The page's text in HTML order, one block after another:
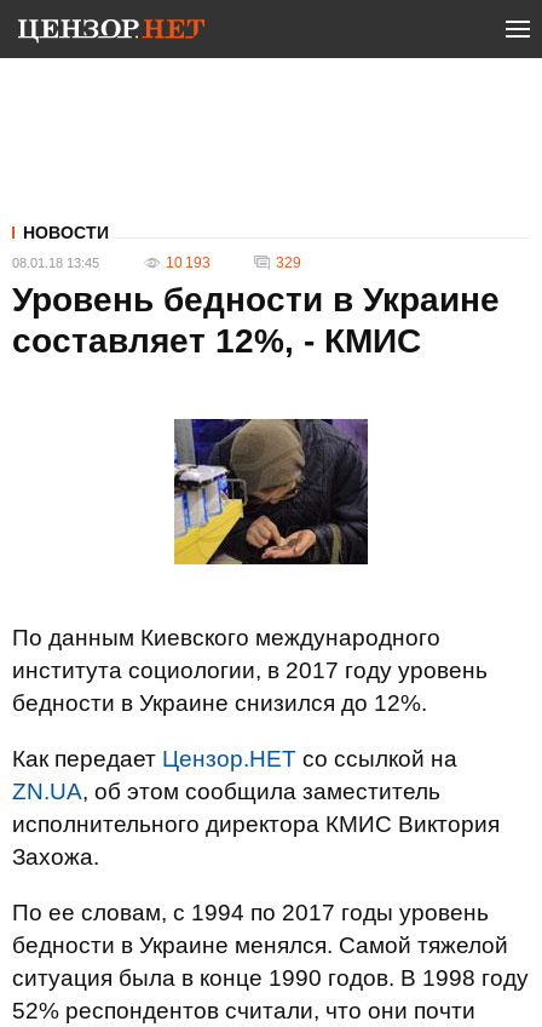
НОВОСТИ
08.01.18 13:45 10 193 329
Уровень бедности в Украине
составляет 12%, - КМИС
По данным Киевского международного
института социологии, в 2017 году уровень
бедности в Украине снизился до 12%.
Как передает Цензор.НЕТ со ссылкой на
ZN.UA, об этом сообщила заместитель
исполнительного директора КМИС Виктория
Захожа.
По ее словам, с 1994 по 2017 годы уровень
бедности в Украине менялся. Самой тяжелой
ситуация была в конце 1990 годов. В 1998 году
52% респондентов считали, что они почти